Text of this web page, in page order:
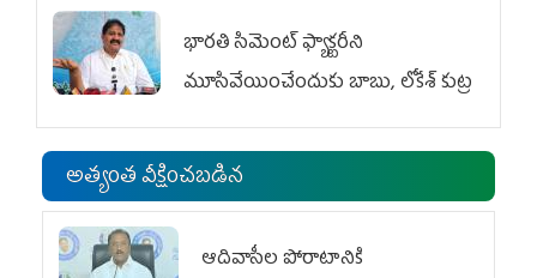
భారతి సిమెంట్ ఫ్యాక్టరీని
మూసివేయించేందుకు బాబు, లోకేశ్ కుట్ర
అత్యంత వీక్షించబడిన
ఆదివాసీల పోరాటానికి